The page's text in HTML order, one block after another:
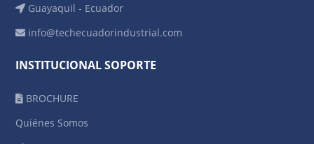
Guayaquil - Ecuador
info@techecuadorindustrial.com
INSTITUCIONAL SOPORTE
BROCHURE
Quiénes Somos